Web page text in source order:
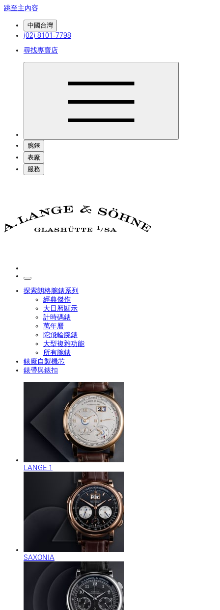
跳至主內容
中國台灣
(02) 8101-7798
尋找專賣店
腕錶
表廠
服務
探索朗格腕錶系列
經典傑作
大日曆顯示
計時碼錶
萬年曆
陀飛輪腕錶
大型複雜功能
所有腕錶
錶廠自製機芯
錶帶與錶扣
LANGE 1
SAXONIA